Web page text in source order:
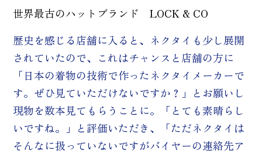
世界最古のハットブランド LOCK & CO
歴史を感じる店舗に入ると、ネクタイも少し展開
されていたので、これはチャンスと店舗の方に
「日本の着物の技術で作ったネクタイメーカーで
す。ぜひ見ていただけないですか？」とお願いし
現物を数本見てもらうことに。「とても素晴らし
いですね。」と評価いただき、「ただネクタイは
そんなに扱っていないですがバイヤーの連絡先ア